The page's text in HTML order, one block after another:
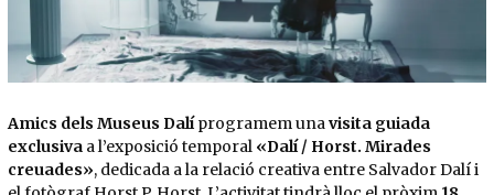
Amics dels Museus Dalíprogramem unavisita guiada
exclusiva a l’exposició temporal «Dalí / Horst. Mirades
creuades», dedicada a la relació creativa entre Salvador Dalí i